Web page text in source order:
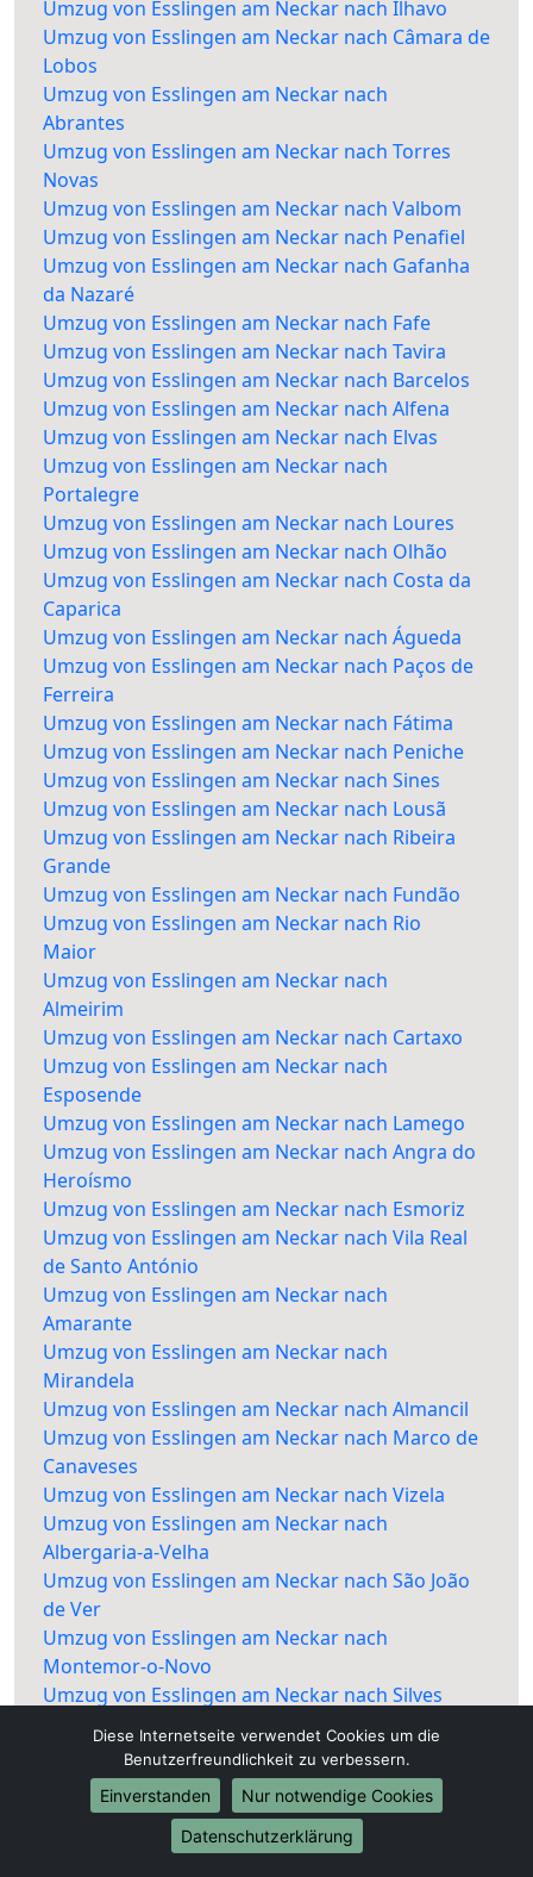
Umzug von Esslingen am Neckar nach Ílhavo
Umzug von Esslingen am Neckar nach Câmara de
Lobos
Umzug von Esslingen am Neckar nach
Abrantes
Umzug von Esslingen am Neckar nach Torres
Novas
Umzug von Esslingen am Neckar nach Valbom
Umzug von Esslingen am Neckar nach Penafiel
Umzug von Esslingen am Neckar nach Gafanha
da Nazaré
Umzug von Esslingen am Neckar nach Fafe
Umzug von Esslingen am Neckar nach Tavira
Umzug von Esslingen am Neckar nach Barcelos
Umzug von Esslingen am Neckar nach Alfena
Umzug von Esslingen am Neckar nach Elvas
Umzug von Esslingen am Neckar nach
Portalegre
Umzug von Esslingen am Neckar nach Loures
Umzug von Esslingen am Neckar nach Olhão
Umzug von Esslingen am Neckar nach Costa da
Caparica
Umzug von Esslingen am Neckar nach Águeda
Umzug von Esslingen am Neckar nach Paços de
Ferreira
Umzug von Esslingen am Neckar nach Fátima
Umzug von Esslingen am Neckar nach Peniche
Umzug von Esslingen am Neckar nach Sines
Umzug von Esslingen am Neckar nach Lousã
Umzug von Esslingen am Neckar nach Ribeira
Grande
Umzug von Esslingen am Neckar nach Fundão
Umzug von Esslingen am Neckar nach Rio
Maior
Umzug von Esslingen am Neckar nach
Almeirim
Umzug von Esslingen am Neckar nach Cartaxo
Umzug von Esslingen am Neckar nach
Esposende
Umzug von Esslingen am Neckar nach Lamego
Umzug von Esslingen am Neckar nach Angra do
Heroísmo
Umzug von Esslingen am Neckar nach Esmoriz
Umzug von Esslingen am Neckar nach Vila Real
de Santo António
Umzug von Esslingen am Neckar nach
Amarante
Umzug von Esslingen am Neckar nach
Mirandela
Umzug von Esslingen am Neckar nach Almancil
Umzug von Esslingen am Neckar nach Marco de
Canaveses
Umzug von Esslingen am Neckar nach Vizela
Umzug von Esslingen am Neckar nach
Albergaria-a-Velha
Umzug von Esslingen am Neckar nach São João
de Ver
Umzug von Esslingen am Neckar nach
Montemor-o-Novo
Umzug von Esslingen am Neckar nach Silves
Umzug von Esslingen am Neckar nach Vendas
Umzug von Esslingen am Neckar nach Ponte de
Umzug von Esslingen am Neckar nach Espinho
Diese Internetseite verwendet Cookies um die
Benutzerfreundlichkeit zu verbessern.
Einverstanden
Nur notwendige Cookies
Datenschutzerklärung